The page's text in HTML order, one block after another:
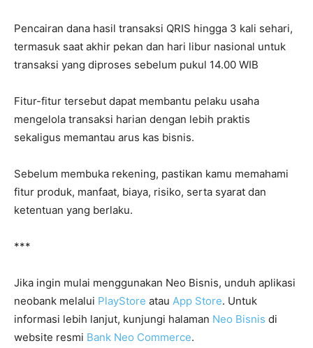
Pencairan dana hasil transaksi QRIS hingga 3 kali sehari,
termasuk saat akhir pekan dan hari libur nasional untuk
transaksi yang diproses sebelum pukul 14.00 WIB
Fitur-fitur tersebut dapat membantu pelaku usaha
mengelola transaksi harian dengan lebih praktis
sekaligus memantau arus kas bisnis.
Sebelum membuka rekening, pastikan kamu memahami
fitur produk, manfaat, biaya, risiko, serta syarat dan
ketentuan yang berlaku.
***
Jika ingin mulai menggunakan Neo Bisnis, unduh aplikasi
neobank melalui PlayStore atau App Store. Untuk
informasi lebih lanjut, kunjungi halaman Neo Bisnis di
website resmi Bank Neo Commerce.